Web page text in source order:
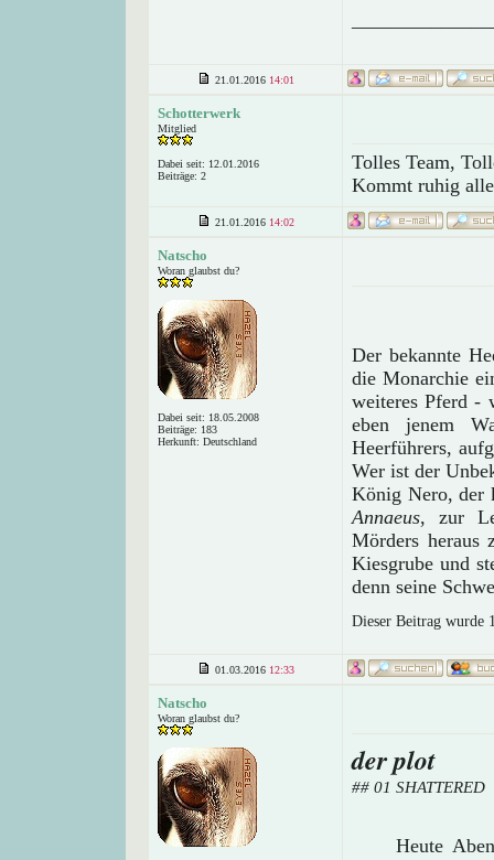
21.01.2016 14:01
Schotterwerk
Mitglied
Dabei seit: 12.01.2016
Beiträge: 2
Tolles Team,
Kommt ruhig
21.01.2016 14:02
Natscho
Woran glaubst du?
Dabei seit: 18.05.2008
Beiträge: 183
Herkunft: Deutschland
Der bekannte
die Monarchie
weiteres Pferd -
eben jenem
Heerführers,
Wer ist der
König Nero, der
Annaeus, zur
Mörders heraus
Kiesgrube und
denn seine
Dieser Beitrag wurde
01.03.2016 12:33
Natscho
Woran glaubst du?
der plot
## 01 SHATTERED
Heute